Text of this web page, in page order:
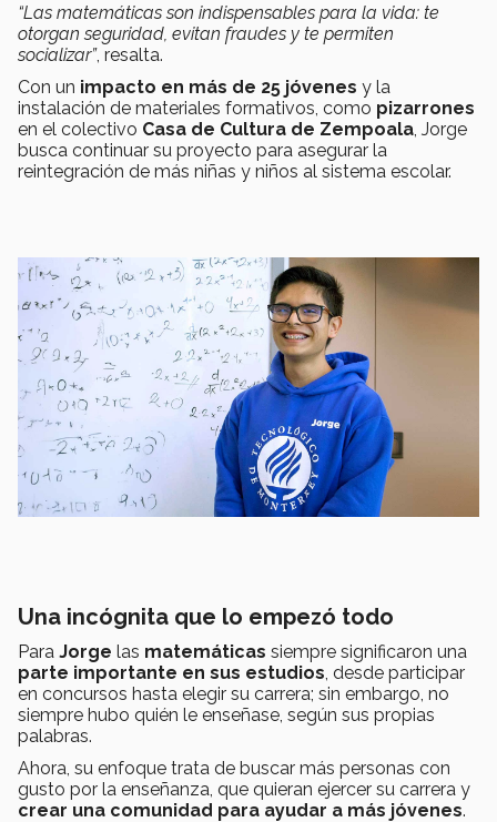
“Las matemáticas son indispensables para la vida: te
otorgan seguridad, evitan fraudes y te permiten
socializar”, resalta.
Con un impacto en más de 25 jóvenes y la
instalación de materiales formativos, como pizarrones
en el colectivo Casa de Cultura de Zempoala , Jorge
busca continuar su proyecto para asegurar la
reintegración de más niñas y niños al sistema escolar.
Una incógnita que lo empezó todo
Para Jorge las matemáticas siempre significaron una
parte importante en sus estudios , desde participar
en concursos hasta elegir su carrera; sin embargo, no
siempre hubo quién le enseñase, según sus propias
palabras.
Ahora, su enfoque trata de buscar más personas con
gusto por la enseñanza, que quieran ejercer su carrera y
crear una comunidad para ayudar a más jóvenes.